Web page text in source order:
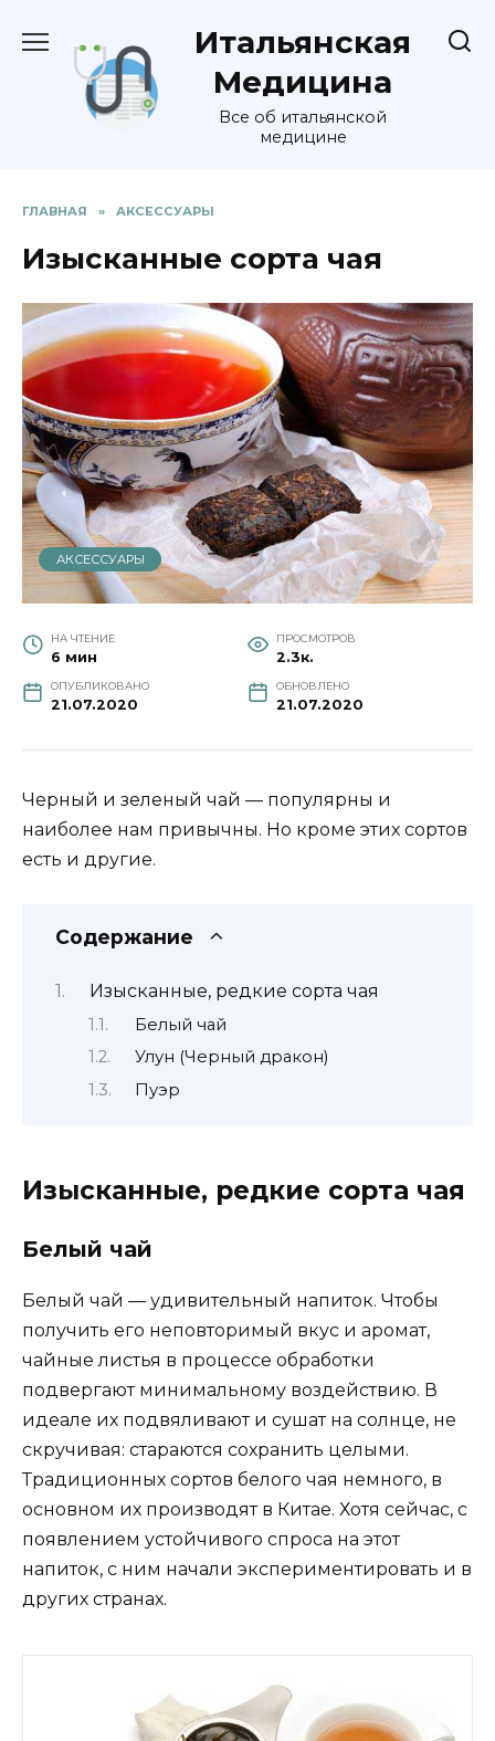
содержанию
Итальянская
Медицина
Все об итальянской
медицине
ГЛАВНАЯ » АКСЕССУАРЫ
Изысканные сорта чая
АКСЕССУАРЫ
НА ЧТЕНИЕ
6 мин
ПРОСМОТРОВ
2.3к.
ОПУБЛИКОВАНО
21.07.2020
ОБНОВЛЕНО
21.07.2020
Черный и зеленый чай — популярны и
наиболее нам привычны. Но кроме этих сортов
есть и другие.
Содержание
Изысканные, редкие сорта чая
Белый чай
Улун (Черный дракон)
Пуэр
Изысканные, редкие сорта чая
Белый чай
Белый чай — удивительный напиток. Чтобы
получить его неповторимый вкус и аромат,
чайные листья в процессе обработки
подвергают минимальному воздействию. В
идеале их подвяливают и сушат на солнце, не
скручивая: стараются сохранить целыми.
Традиционных сортов белого чая немного, в
основном их производят в Китае. Хотя сейчас, с
появлением устойчивого спроса на этот
напиток, с ним начали экспериментировать и в
других странах.